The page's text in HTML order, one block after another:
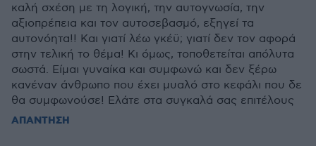
καλή σχέση με τη λογική, την αυτογνωσία, την
αξιοπρέπεια και τον αυτοσεβασμό, εξηγεί τα
αυτονόητα!! Και γιατί λέω γκέϋ; γιατί δεν τον αφορά
στην τελική το θέμα! Κι όμως, τοποθετείται απόλυτα
σωστά. Είμαι γυναίκα και συμφωνώ και δεν ξέρω
κανέναν άνθρωπο που έχει μυαλό στο κεφάλι που δε
θα συμφωνούσε! Ελάτε στα συγκαλά σας επιτέλους
ΑΠΑΝΤΗΣΗ